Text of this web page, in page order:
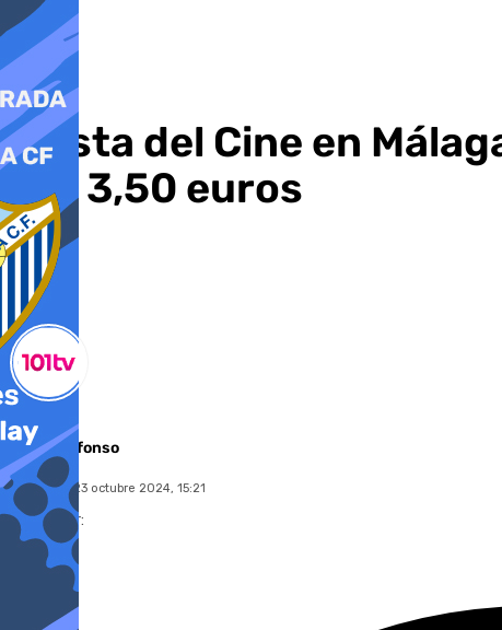
Fiesta del Cine en
por 3,50 euros
Miguel Alfonso
miércoles, 23 octubre 2024, 15:21
Compartir: